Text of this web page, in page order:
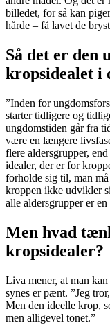
billedet, for så kan
hårde – få lavet de
Så det er den
kropsidealet i
”Inden for
starter tidligere og
ungdomstiden går fra
være en længere
flere aldersgrupper,
idealer, der er for
forholde sig til, man
kroppen ikke udvikler
alle aldersgrupper er
Men hvad
kropsidealer?
Liva mener, at man
synes er pænt. ”Jeg
Men den ideelle krop,
men alligevel tonet.”